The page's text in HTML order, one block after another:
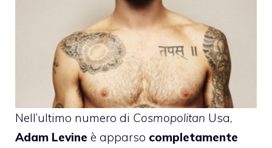
Nell’ultimo numero di Cosmopolitan Usa,
Adam Levine è apparso completamente